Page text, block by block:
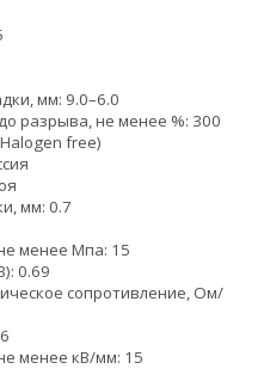
мм: 9.0–6.0
разрыва, не менее %: 300
free)
мм: 0.7
менее Мпа: 15
0.69
сопротивление, Ом/
менее кВ/мм: 15